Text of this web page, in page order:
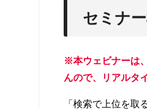
セミナ
※本ウェビナーは
んので、リアルタ
「検索で上位を取